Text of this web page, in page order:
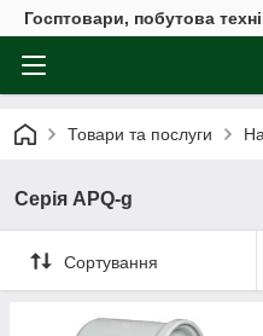
Госптовари, побутова
Товари та послуги
Серія APQ-g
Сортування